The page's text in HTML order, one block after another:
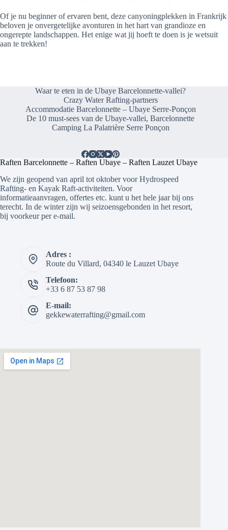
Of je nu beginner of ervaren bent, deze canyoningplekken in Frankrijk
beloven je onvergetelijke avonturen in het hart van grandioze en
ongerepte landschappen. Het enige wat jij hoeft te doen is je wetsuit
aan te trekken!
Waar te eten in de Ubaye Barcelonnette-vallei?
Crazy Water Rafting-partners
Accommodatie Barcelonnette – Ubaye Serre-Ponçon
De 10 must-sees van de Ubaye-vallei, Barcelonnette
Camping La Palatrière Serre Ponçon
Raften Barcelonnette – Raften Ubaye – Raften Lauzet Ubaye
We zijn geopend van april tot oktober voor Hydrospeed
Rafting- en Kayak Raft-activiteiten. Voor
informatieaanvragen, offertes etc. kunt u het hele jaar bij ons
terecht. In de winter zijn wij seizoensgebonden in het resort,
bij voorkeur per e-mail.
Adres :
Route du Villard, 04340 le Lauzet Ubaye
Telefoon:
+33 6 87 53 87 98
E-mail:
gekkewaterrafting@gmail.com